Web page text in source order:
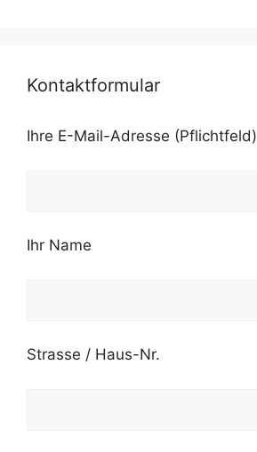
Kontaktformular
Ihre E-Mail-Adresse (Pflichtfeld)
Ihr Name
Strasse / Haus-Nr.